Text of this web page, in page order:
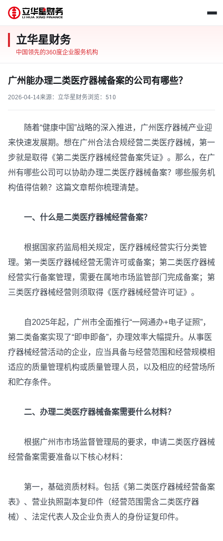
立华星财务
中国领先的360度企业服务机构
广州能办理二类医疗器械备案的公司有哪些？
2026-04-14来源：立华星财务浏览： 510
随着“健康中国”战略的深入推进，广州医疗器械产业迎
来快速发展期。想在广州合法合规经营二类医疗器械，第一
步就是取得《第二类医疗器械经营备案凭证》。那么，在广
州有哪些公司可以协助办理二类医疗器械备案？哪些服务机
构值得信赖？这篇文章帮你梳理清楚。
一、什么是二类医疗器械经营备案？
根据国家药监局相关规定，医疗器械经营实行分类管
理。第一类医疗器械经营无需许可或备案；第二类医疗器械
经营实行备案管理，需要在属地市场监管部门完成备案；第
三类医疗器械经营则须取得《医疗器械经营许可证》。
自2025年起，广州市全面推行“一网通办+电子证照”，
第二类备案实现了“即申即备”，办理效率大幅提升。从事医
疗器械经营活动的企业，应当具备与经营范围和经营规模相
适应的质量管理机构或质量管理人员，以及相应的经营场所
和贮存条件。
二、办理二类医疗器械备案需要什么材料？
根据广州市市场监督管理局的要求，申请二类医疗器械
经营备案需要准备以下核心材料：
第一，基础资质材料。包括《第二类医疗器械经营备案
表》、营业执照副本复印件（经营范围需含二类医疗器
械）、法定代表人及企业负责人的身份证复印件。